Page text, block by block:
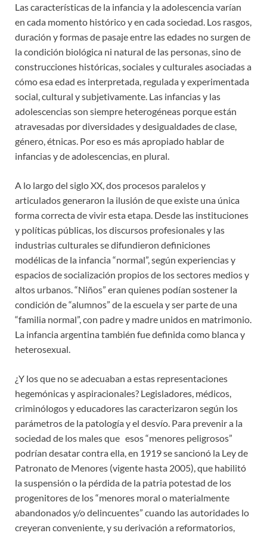
Las características de la infancia y la adolescencia varían
en cada momento histórico y en cada sociedad. Los rasgos,
duración y formas de pasaje entre las edades no surgen de
la condición biológica ni natural de las personas, sino de
construcciones históricas, sociales y culturales asociadas a
cómo esa edad es interpretada, regulada y experimentada
social, cultural y subjetivamente. Las infancias y las
adolescencias son siempre heterogéneas porque están
atravesadas por diversidades y desigualdades de clase,
género, étnicas. Por eso es más apropiado hablar de
infancias y de adolescencias, en plural.
A lo largo del siglo XX, dos procesos paralelos y
articulados generaron la ilusión de que existe una única
forma correcta de vivir esta etapa. Desde las instituciones
y políticas públicas, los discursos profesionales y las
industrias culturales se difundieron definiciones
modélicas de la infancia “normal”, según experiencias y
espacios de socialización propios de los sectores medios y
altos urbanos. “Niños” eran quienes podían sostener la
condición de “alumnos” de la escuela y ser parte de una
“familia normal”, con padre y madre unidos en matrimonio.
La infancia argentina también fue definida como blanca y
heterosexual.
¿Y los que no se adecuaban a estas representaciones
hegemónicas y aspiracionales? Legisladores, médicos,
criminólogos y educadores las caracterizaron según los
parámetros de la patología y el desvío. Para prevenir a la
sociedad de los males que esos “menores peligrosos”
podrían desatar contra ella, en 1919 se sancionó la Ley de
Patronato de Menores (vigente hasta 2005), que habilitó
la suspensión o la pérdida de la patria potestad de los
progenitores de los “menores moral o materialmente
abandonados y/o delincuentes” cuando las autoridades lo
creyeran conveniente, y su derivación a reformatorios,